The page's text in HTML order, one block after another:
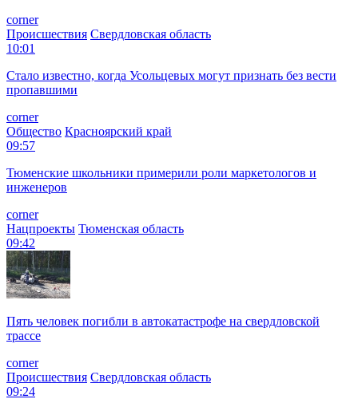
corner
Происшествия Свердловская область
10:01
Стало известно, когда Усольцевых могут признать без вести
пропавшими
corner
Общество Красноярский край
09:57
Тюменские школьники примерили роли маркетологов и
инженеров
corner
Нацпроекты Тюменская область
09:42
Пять человек погибли в автокатастрофе на свердловской
трассе
corner
Происшествия Свердловская область
09:24